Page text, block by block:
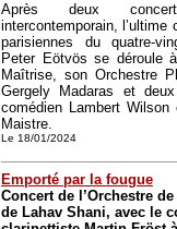
Après deux
intercontemporain, l’ultime
parisiennes du quatre-
Peter Eötvös se déroule
Maîtrise, son Orchestre
Gergely Madaras et
comédien Lambert
Maistre.
Le 18/01/2024
Emporté par la fougue
Concert de l’Orchestre
de Lahav Shani, avec le